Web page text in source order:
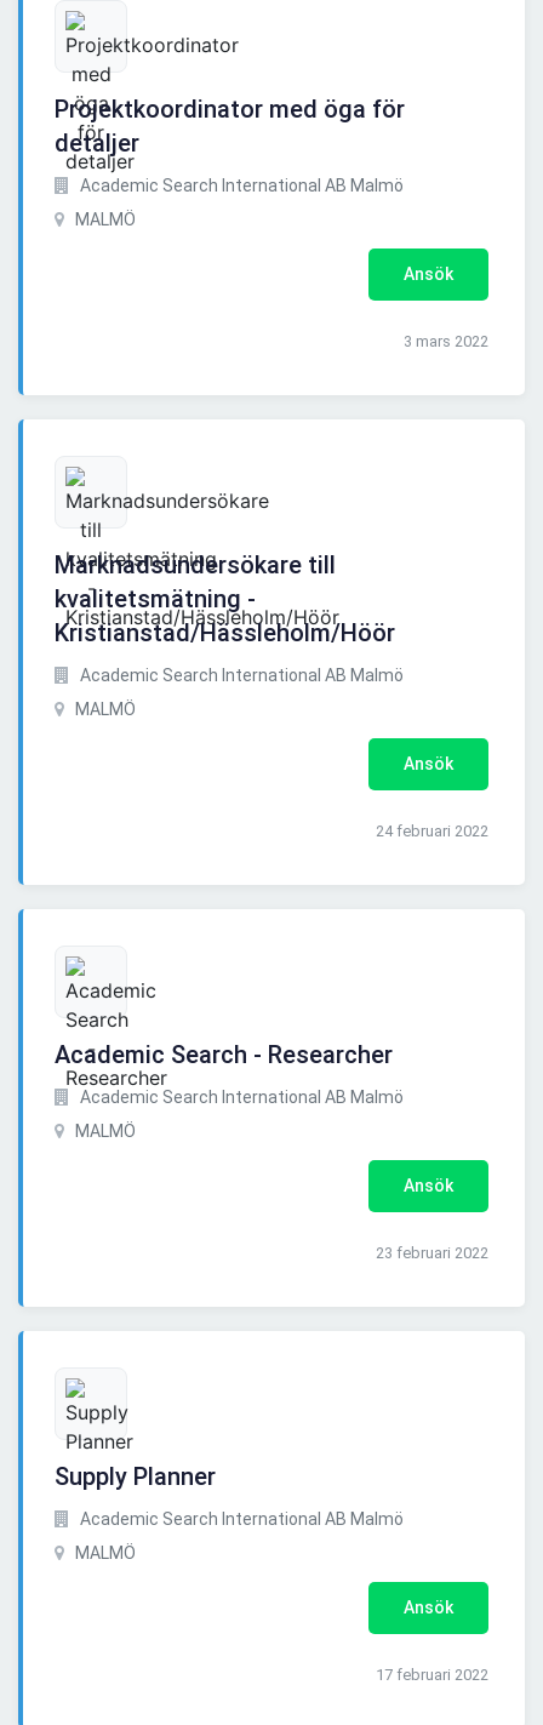
Projektkoordinator med öga för
detaljer
Academic Search International AB Malmö
MALMÖ
Ansök
3 mars 2022
Marknadsundersökare till
kvalitetsmätning -
Kristianstad/Hässleholm/Höör
Academic Search International AB Malmö
MALMÖ
Ansök
24 februari 2022
Academic Search - Researcher
Academic Search International AB Malmö
MALMÖ
Ansök
23 februari 2022
Supply Planner
Academic Search International AB Malmö
MALMÖ
Ansök
17 februari 2022